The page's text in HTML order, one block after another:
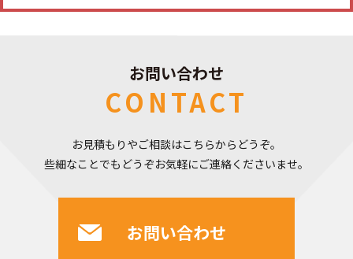
お問い合わせ
CONTACT
お見積もりやご相談はこちらからどうぞ。
些細なことでもどうぞお気軽にご連絡くださいませ。
お問い合わせ